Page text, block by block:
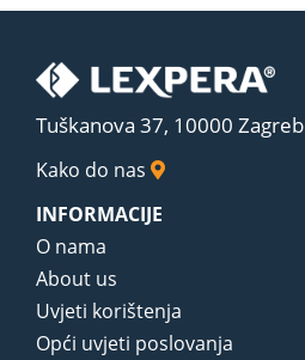
Tuškanova 37, 10000 Zagreb
Kako do nas
INFORMACIJE
O nama
About us
Uvjeti korištenja
Opći uvjeti poslovanja